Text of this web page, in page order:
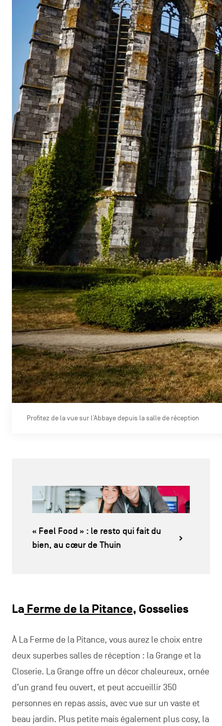
Profitez de la vue sur l’Abbaye depuis la salle de réception
« Feel Food » : le resto qui fait du
bien, au cœur de Thuin
LaFerme de la Pitance, Gosselies
À La Ferme de la Pitance, vous aurez le choix entre
deux superbes salles de réception : la Grange et la
Closerie. La Grange offre un décor chaleureux, ornée
d’un grand feu ouvert, et peut accueillir 350
personnes en repas assis, avec vue sur un vaste et
beau jardin. Plus petite mais également plus cosy, la